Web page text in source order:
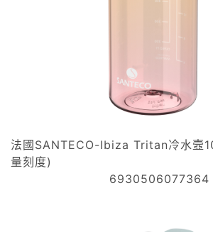
法國SANTECO-Ibiza Tritan冷水壼
量刻度)
6930506077364